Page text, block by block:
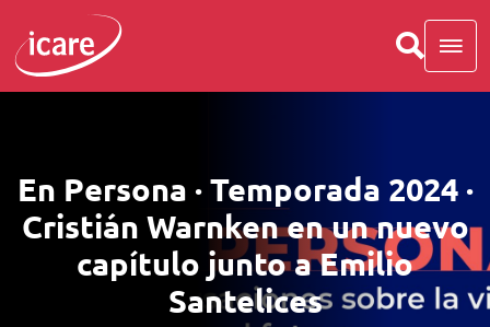
En Persona · Temporada 2024 ·
Cristián Warnken en un nuevo
capítulo junto a Emilio
Santelices